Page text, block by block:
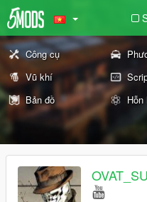
Công cụ
Vũ khí
Bản đồ
Hỗn